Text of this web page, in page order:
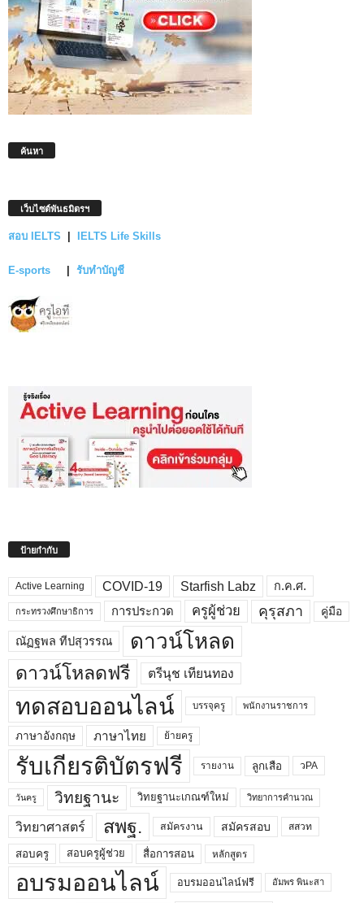
ค้นหา
เว็บไซต์พันธมิตรฯ
สอบ IELTS IELTS Life Skills
E-sports รับทำบัญชี
ป้ายกำกับ
Active Learning COVID-19 Starfish Labz ก.ค.ศ.
กระทรวงศึกษาธิการ การประกวด ครูผู้ช่วย คุรุสภา คู่มือ
ณัฏฐพล ทีปสุวรรณ ดาวน์โหลด
ดาวน์โหลดฟรี ตรีนุช เทียนทอง
ทดสอบออนไลน์ บรรจุครู พนักงานราชการ
ภาษาอังกฤษ ภาษาไทย ย้ายครู
รับเกียรติบัตรฟรี รายงาน ลูกเสือ วPA
วันครู วิทยฐานะ วิทยฐานะเกณฑ์ใหม่ วิทยาการคำนวณ
วิทยาศาสตร์ สพฐ. สมัครงาน สมัครสอบ สสวท
สอบครู สอบครูผู้ช่วย สื่อการสอน หลักสูตร
อบรมออนไลน์ อบรมออนไลน์ฟรี อัมพร พินะสา